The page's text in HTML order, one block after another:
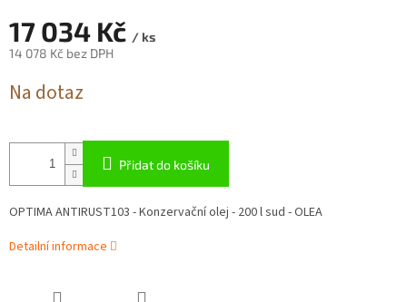
17 034 Kč / ks
14 078 Kč bez DPH
cena:
Na dotaz
Přidat do košíku
OPTIMA ANTIRUST103 - Konzervační olej - 200 l sud - OLEA
Detailní informace